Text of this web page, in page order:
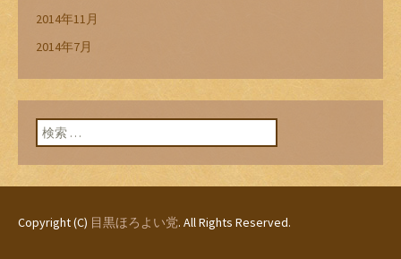
2014年11月
2014年7月
検索:
Copyright (C) 目黒ほろよい党. All Rights Reserved.